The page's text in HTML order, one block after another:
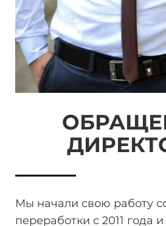
Мы начали свою работу
переработки с 2011 года